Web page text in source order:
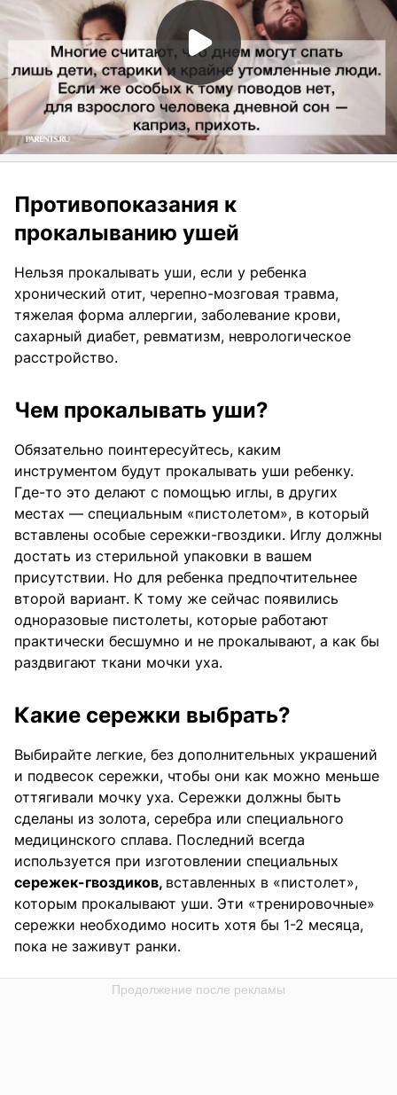
Противопоказания к
прокалыванию ушей
Нельзя прокалывать уши, если у ребенка
хронический отит, черепно-мозговая травма,
тяжелая форма аллергии, заболевание крови,
сахарный диабет, ревматизм, неврологическое
расстройство.
Чем прокалывать уши?
Обязательно поинтересуйтесь, каким
инструментом будут прокалывать уши ребенку.
Где-то это делают с помощью иглы, в других
местах — специальным «пистолетом», в который
вставлены особые сережки-гвоздики. Иглу должны
достать из стерильной упаковки в вашем
присутствии. Но для ребенка предпочтительнее
второй вариант. К тому же сейчас появились
одноразовые пистолеты, которые работают
практически бесшумно и не прокалывают, а как бы
раздвигают ткани мочки уха.
Какие сережки выбрать?
Выбирайте легкие, без дополнительных украшений
и подвесок сережки, чтобы они как можно меньше
оттягивали мочку уха. Сережки должны быть
сделаны из золота, серебра или специального
медицинского сплава. Последний всегда
используется при изготовлении специальных
сережек-гвоздиков, вставленных в «пистолет»,
которым прокалывают уши. Эти «тренировочные»
сережки необходимо носить хотя бы 1-2 месяца,
пока не заживут ранки.